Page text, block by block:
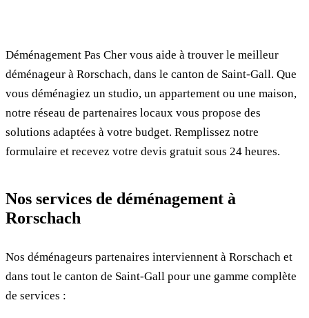
Déménagement Pas Cher vous aide à trouver le meilleur
déménageur à Rorschach, dans le canton de Saint-Gall. Que
vous déménagiez un studio, un appartement ou une maison,
notre réseau de partenaires locaux vous propose des
solutions adaptées à votre budget. Remplissez notre
formulaire et recevez votre devis gratuit sous 24 heures.
Nos services de déménagement à
Rorschach
Nos déménageurs partenaires interviennent à Rorschach et
dans tout le canton de Saint-Gall pour une gamme complète
de services :